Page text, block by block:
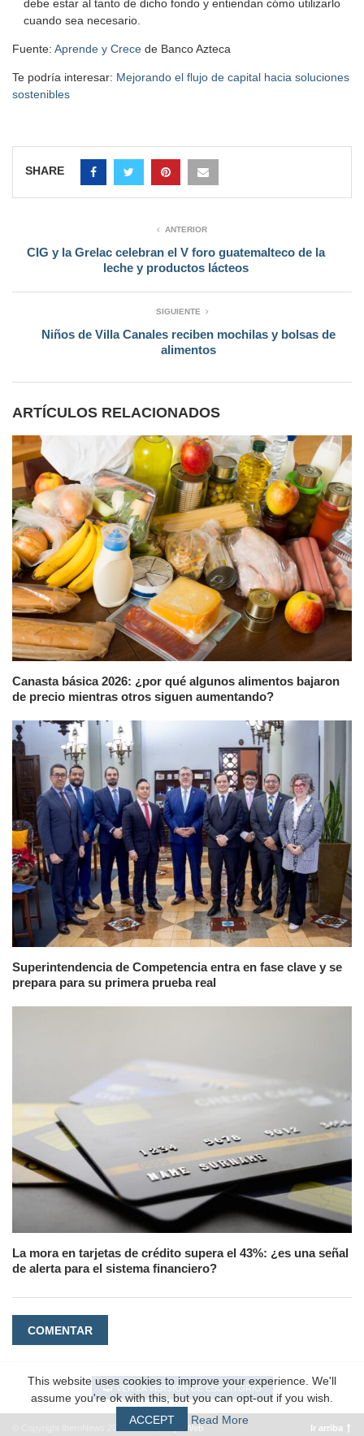
debe estar al tanto de dicho fondo y entiendan cómo utilizarlo
cuando sea necesario.
Fuente: Aprende y Crece de Banco Azteca
Te podría interesar: Mejorando el flujo de capital hacia soluciones
sostenibles
SHARE
ANTERIOR
CIG y la Grelac celebran el V foro guatemalteco de la
leche y productos lácteos
SIGUIENTE
Niños de Villa Canales reciben mochilas y bolsas de
alimentos
ARTÍCULOS RELACIONADOS
Canasta básica 2026: ¿por qué algunos alimentos bajaron
de precio mientras otros siguen aumentando?
Superintendencia de Competencia entra en fase clave y se
prepara para su primera prueba real
La mora en tarjetas de crédito supera el 43%: ¿es una señal
de alerta para el sistema financiero?
COMENTAR
VER LA VERSIÓN DE ESCRITORIO
#EpicWeb Ir arriba
This website uses cookies to improve your experience. We'll
assume you're ok with this, but you can opt-out if you wish.
ACCEPT
Read More